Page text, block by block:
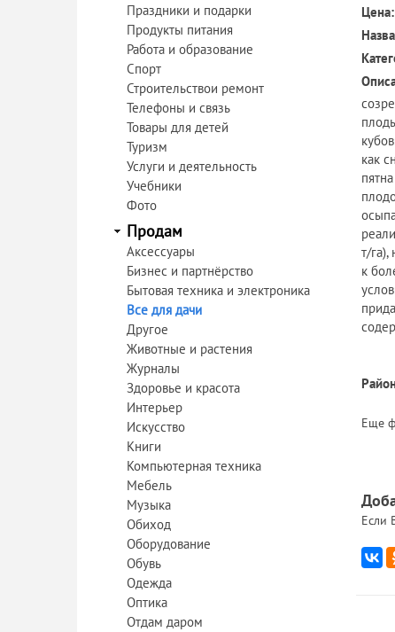
Праздники и подарки
Продукты питания
Работа и образование
Спорт
Строительствои ремонт
Телефоны и связь
Товары для детей
Туризм
Услуги и деятельность
Учебники
Фото
Продам
Аксессуары
Бизнес и партнёрство
Бытовая техника и электроника
Все для дачи
Другое
Животные и растения
Журналы
Здоровье и красота
Интерьер
Искусство
Книги
Компьютерная техника
Мебель
Музыка
Обиход
Оборудование
Обувь
Одежда
Оптика
Отдам даром
Цена:
как
т/га),
к
Еще
Если